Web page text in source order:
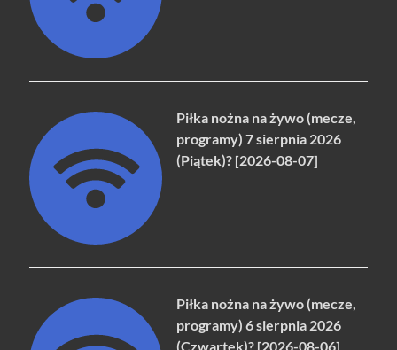
Piłka nożna na żywo (mecze,
programy) 7 sierpnia 2026
(Piątek)? [2026-08-07]
Piłka nożna na żywo (mecze,
programy) 6 sierpnia 2026
(Czwartek)? [2026-08-06]